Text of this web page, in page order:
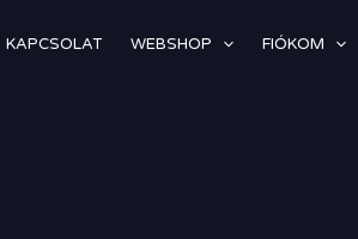
KAPCSOLAT WEBSHOP FIÓKOM